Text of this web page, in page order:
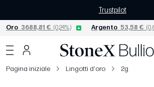
Trustpilot
Oro 3688,81 € (0,24%) Argento 53,58 €
Pagina iniziale Lingotti d'oro 2g